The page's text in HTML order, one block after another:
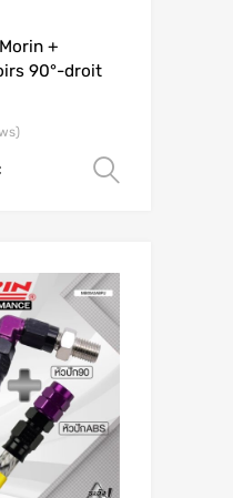
+
90°-droit